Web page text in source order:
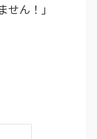
ん！」